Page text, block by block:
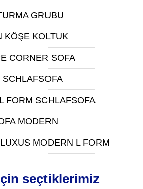
GRUBU
KÖŞE KOLTUK
CORNER SOFA
FORM SCHLAFSOFA
MODERN
MODERN L FORM
seçtiklerimiz